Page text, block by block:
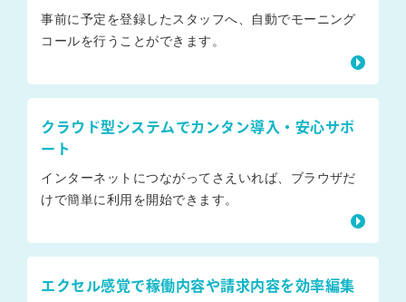
事前に予定を登録したスタッフへ、自動でモーニング
コールを行うことができます。
クラウド型システムでカンタン導入・安心サポ
ート
インターネットにつながってさえいれば、ブラウザだ
けで簡単に利用を開始できます。
エクセル感覚で稼働内容や請求内容を効率編集